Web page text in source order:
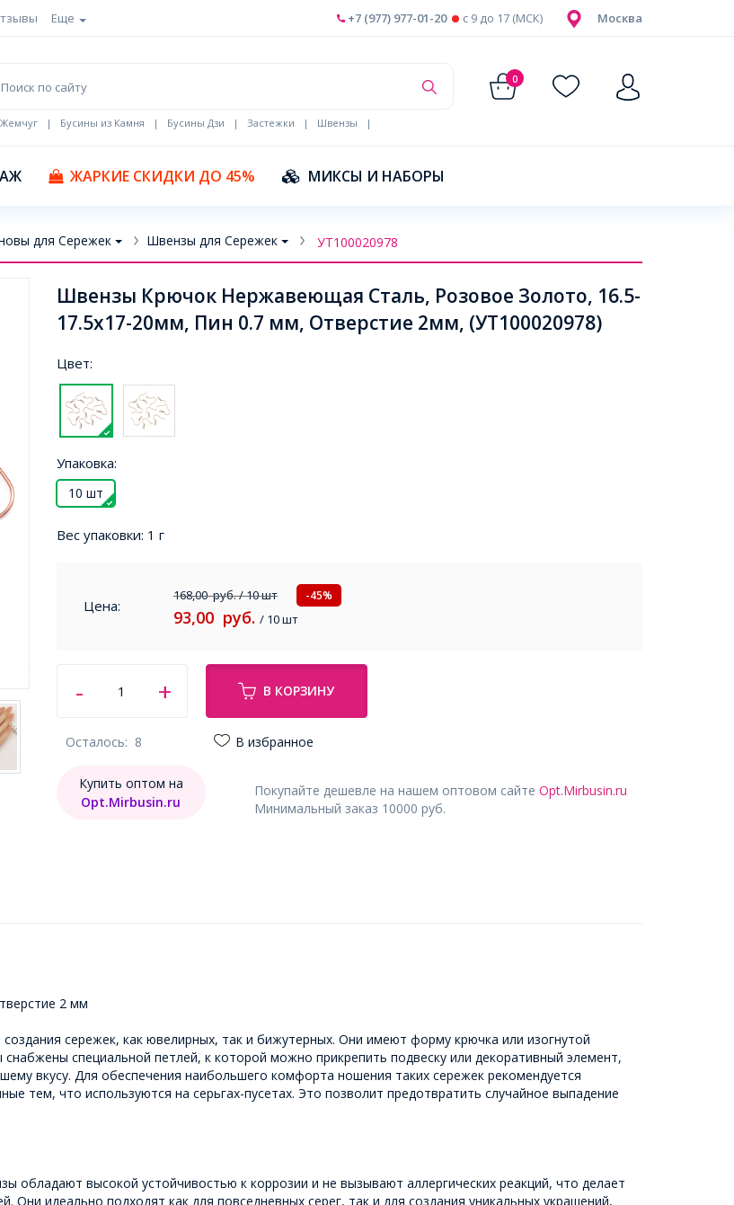
Еще Москва
+7 (977) 977-01-20 c 9 до 17 (МСК)
0
Жемчуг | Бусины из Камня | Бусины Дзи | Застежки | Швензы
|
ЖАРКИЕ СКИДКИ ДО 45% МИКСЫ И НАБОРЫ
для Сережек Швензы для Сережек УТ100020978
Швензы Крючок Нержавеющая Сталь, Розовое Золото, 16.5-
17.5х17-20мм, Пин 0.7 мм, Отверстие 2мм, (УТ100020978)
Цвет:
Упаковка:
10 шт
Вес упаковки: 1 г
Цена:
168,00руб./ 10 шт -45%
93,00 руб. / 10 шт
В КОРЗИНУ
Осталось: 8 В избранное
Покупайте дешевле на нашем оптовом сайте Opt.Mirbusin.ru
Минимальный заказ 10000 руб.
Купить оптом на
Opt.Mirbusin.ru
2 мм
сережек, как ювелирных, так и бижутерных. Они имеют форму крючка или изогнутой
специальной петлей, к которой можно прикрепить подвеску или декоративный элемент,
вкусу. Для обеспечения наибольшего комфорта ношения таких сережек рекомендуется
тем, что используются на серьгах-пусетах. Это позволит предотвратить случайное выпадение
обладают высокой устойчивостью к коррозии и не вызывают аллергических реакций, что делает
идеально подходят как для повседневных серег, так и для создания уникальных украшений,